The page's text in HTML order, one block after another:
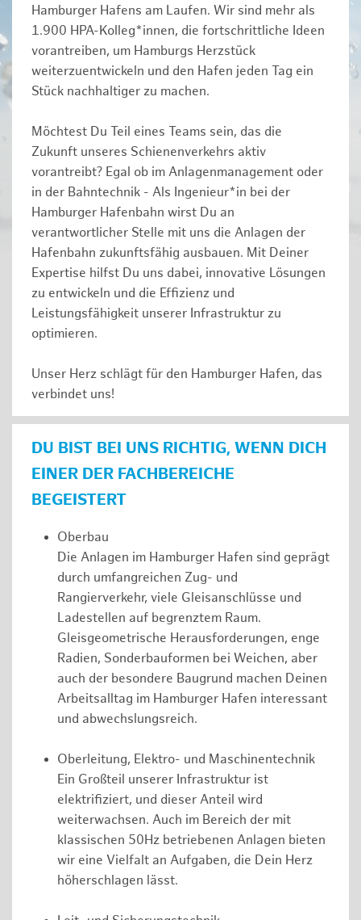
Hamburger Hafens am Laufen. Wir sind mehr als
1.900 HPA-Kolleg*innen, die fortschrittliche Ideen
vorantreiben, um Hamburgs Herzstück
weiterzuentwickeln und den Hafen jeden Tag ein
Stück nachhaltiger zu machen.
Möchtest Du Teil eines Teams sein, das die
Zukunft unseres Schienenverkehrs aktiv
vorantreibt? Egal ob im Anlagenmanagement oder
in der Bahntechnik - Als Ingenieur*in bei der
Hamburger Hafenbahn wirst Du an
verantwortlicher Stelle mit uns die Anlagen der
Hafenbahn zukunftsfähig ausbauen. Mit Deiner
Expertise hilfst Du uns dabei, innovative Lösungen
zu entwickeln und die Effizienz und
Leistungsfähigkeit unserer Infrastruktur zu
optimieren.
Unser Herz schlägt für den Hamburger Hafen, das
verbindet uns!
DU BIST BEI UNS RICHTIG, WENN DICH
EINER DER FACHBEREICHE
BEGEISTERT
Oberbau
Die Anlagen im Hamburger Hafen sind geprägt
durch umfangreichen Zug- und
Rangierverkehr, viele Gleisanschlüsse und
Ladestellen auf begrenztem Raum.
Gleisgeometrische Herausforderungen, enge
Radien, Sonderbauformen bei Weichen, aber
auch der besondere Baugrund machen Deinen
Arbeitsalltag im Hamburger Hafen interessant
und abwechslungsreich.
Oberleitung, Elektro- und Maschinentechnik
Ein Großteil unserer Infrastruktur ist
elektrifiziert, und dieser Anteil wird
weiterwachsen. Auch im Bereich der mit
klassischen 50Hz betriebenen Anlagen bieten
wir eine Vielfalt an Aufgaben, die Dein Herz
höherschlagen lässt.